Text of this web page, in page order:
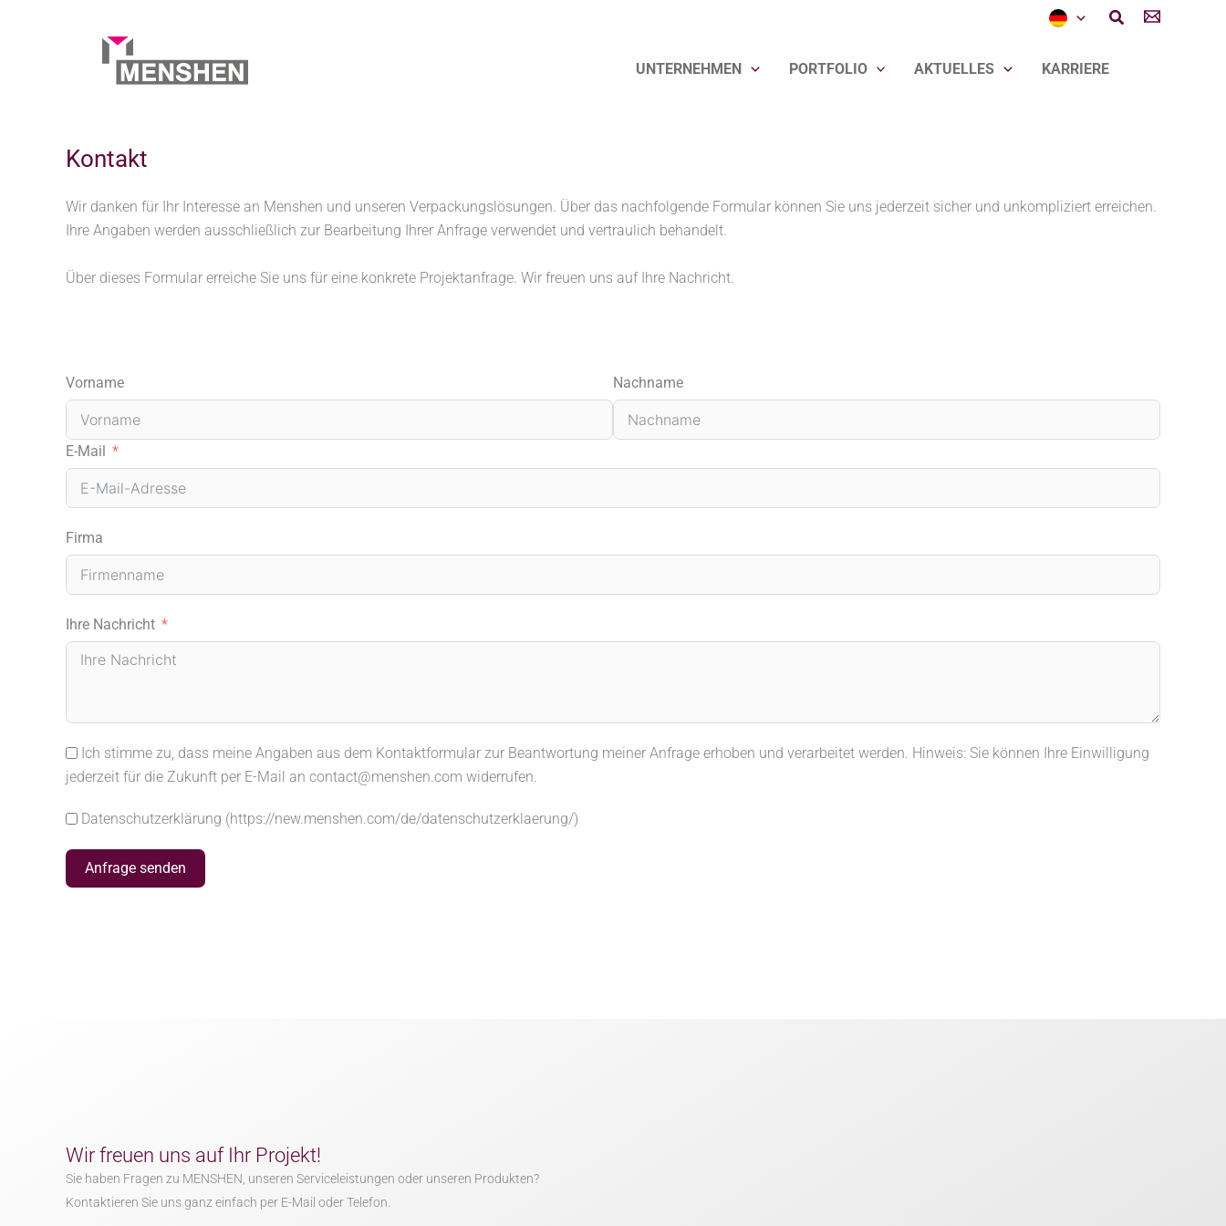
Suchen
UNTERNEHMEN PORTFOLIO AKTUELLES KARRIERE
Start Kontakt
Kontakt
Wir danken für Ihr Interesse an Menshen und unseren Verpackungslösungen. Über das nachfolgende Formular können Sie uns jederzeit sicher und unkompliziert erreichen.
Ihre Angaben werden ausschließlich zur Bearbeitung Ihrer Anfrage verwendet und vertraulich behandelt.
Über dieses Formular erreiche Sie uns für eine konkrete Projektanfrage. Wir freuen uns auf Ihre Nachricht.
Vorname Nachname
E-Mail
Firma
Ihre Nachricht
Ich stimme zu, dass meine Angaben aus dem Kontaktformular zur Beantwortung meiner Anfrage erhoben und verarbeitet werden. Hinweis: Sie können Ihre Einwilligung
jederzeit für die Zukunft per E-Mail an contact@menshen.com widerrufen.
Datenschutzerklärung (https://new.menshen.com/de/datenschutzerklaerung/)
Anfrage senden
Wir freuen uns auf Ihr Projekt!
Sie haben Fragen zu MENSHEN, unseren Serviceleistungen oder unseren Produkten?
Kontaktieren Sie uns ganz einfach per E-Mail oder Telefon.